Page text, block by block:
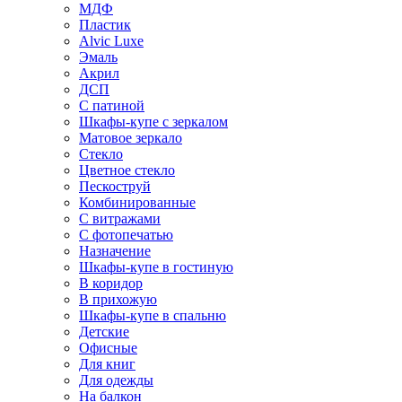
МДФ
Пластик
Alvic Luxe
Эмаль
Акрил
ДСП
С патиной
Шкафы-купе с зеркалом
Матовое зеркало
Стекло
Цветное стекло
Пескоструй
Комбинированные
С витражами
С фотопечатью
Назначение
Шкафы-купе в гостиную
В коридор
В прихожую
Шкафы-купе в спальню
Детские
Офисные
Для книг
Для одежды
На балкон